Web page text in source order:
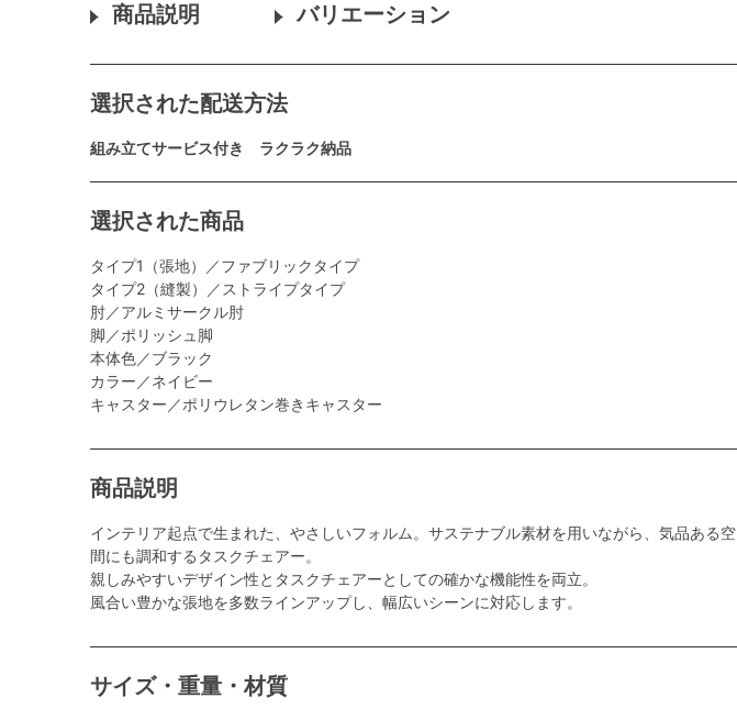
商品説明 バリエーション
選択された配送方法
組み立てサービス付き ラクラク納品
選択された商品
タイプ1（張地）／ファブリックタイプ
タイプ2（縫製）／ストライプタイプ
肘／アルミサークル肘
脚／ポリッシュ脚
本体色／ブラック
カラー／ネイビー
キャスター／ポリウレタン巻きキャスター
商品説明
インテリア起点で生まれた、やさしいフォルム。サステナブル素材を用いながら、気品ある空
間にも調和するタスクチェアー。
親しみやすいデザイン性とタスクチェアーとしての確かな機能性を両立。
風合い豊かな張地を多数ラインアップし、幅広いシーンに対応します。
サイズ・重量・材質